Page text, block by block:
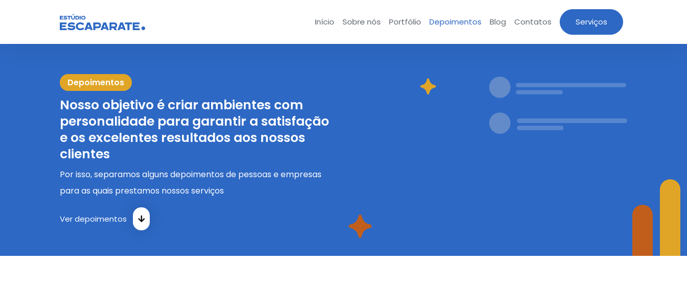
Início Sobre nós Portfólio Depoimentos Blog Contatos Serviços
Depoimentos
Nosso objetivo é criar ambientes com
personalidade para garantir a satisfação
e os excelentes resultados aos nossos
clientes
Por isso, separamos alguns depoimentos de pessoas e empresas
para as quais prestamos nossos serviços
Ver depoimentos